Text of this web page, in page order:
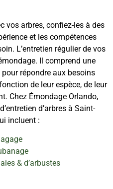
vos arbres, confiez-les à des
et les compétences
L’entretien régulier de vos
Il comprend une
répondre aux besoins
de leur espèce, de leur
Chez Émondage Orlando,
d’arbres à Saint-
incluent :
& d’arbustes